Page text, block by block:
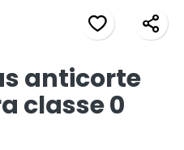
anticorte
classe 0